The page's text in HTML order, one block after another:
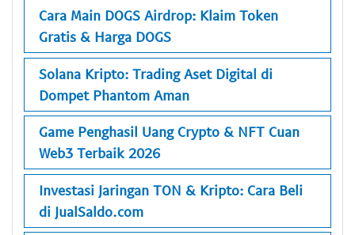
Cara Main DOGS Airdrop: Klaim Token
Gratis & Harga DOGS
Solana Kripto: Trading Aset Digital di
Dompet Phantom Aman
Game Penghasil Uang Crypto & NFT Cuan
Web3 Terbaik 2026
Investasi Jaringan TON & Kripto: Cara Beli
di JualSaldo.com